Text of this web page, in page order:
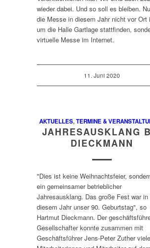
wieder dabei. Und so soll es bleiben.
die Messe in diesem Jahr nicht vor Ort
um die Halle Gartlage stattfinden,
virtuelle Messe im Internet.
11. Juni 2020
AKTUELLES,TERMINE &
JAHRESAUSKLANG
DIECKMANN
"Dies ist keine Weihnachtsfeier,
ein gemeinsamer betrieblicher
Jahresausklang. Das große Fest war in
diesem Jahr unser 90. Geburtstag", so
Hartmut Dieckmann. Der
Gesellschafter konnte zusammen mit
Geschäftsführer Jens-Peter Zuther viele